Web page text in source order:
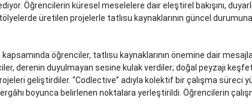
Öğrencilerin küresel meselelere dair eleştirel bakışını,
üretilen projelerle tatlısu kaynaklarının güncel
öğrenciler, tatlısu kaynaklarının önemine dair
derenin duyulmayan sesine kulak verdiler; doğal peyzajı
geliştirdiler. “Codlective” adıyla kolektif bir çalışma süreci
boyunca belirlenen noktalara yerleştirildi. Öğrencilerin